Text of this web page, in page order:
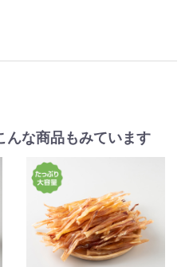
んな商品もみています